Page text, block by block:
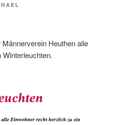
Heuthen alle